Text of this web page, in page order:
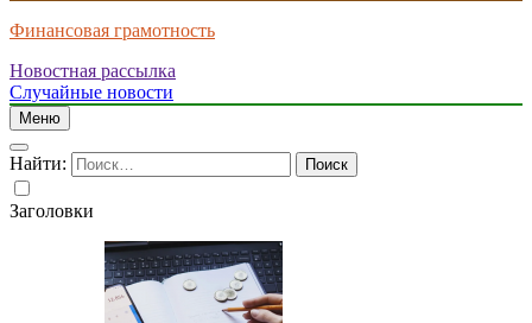
Финансовая грамотность
Новостная рассылка
Случайные новости
Меню
Найти:
Заголовки